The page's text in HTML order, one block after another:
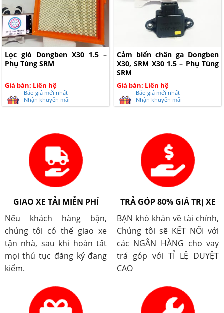
Lọc gió Dongben X30 1.5 –
Phụ Tùng SRM
Giá bán: Liên hệ
Báo giá mới nhất
Nhận khuyến mãi
Cảm biến chân ga Dongben
X30, SRM X30 1.5 – Phụ Tùng
SRM
Giá bán: Liên hệ
Báo giá mới nhất
Nhận khuyến mãi
GIAO XE TẢI MIỄN PHÍ
Nếu khách hàng bận,
chúng tôi có thể giao xe
tận nhà, sau khi hoàn tất
mọi thủ tục đăng ký đang
kiểm.
TRẢ GÓP 80% GIÁ TRỊ XE
BẠN khó khăn về tài chính,
Chúng tôi sẽ KẾT NỐI với
các NGÂN HÀNG cho vay
trả góp với TỈ LỆ DUYỆT
CAO